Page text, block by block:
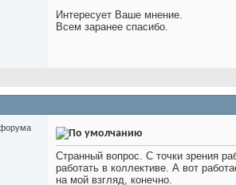
Интересует Ваше мнение.
Всем заранее спасибо.
Странный вопрос. С точки зрения
работать в коллективе. А вот
на мой взгляд, конечно.